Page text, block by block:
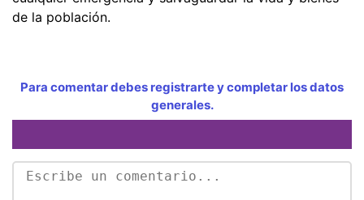
de la población.
Para comentar debes registrarte y completar los datos
generales.